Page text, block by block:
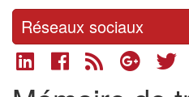
Réseaux sociaux